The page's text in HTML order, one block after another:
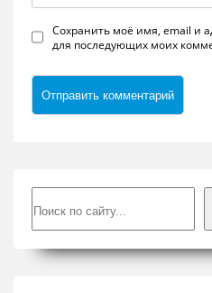
Сохранить моё имя, email и
для последующих моих